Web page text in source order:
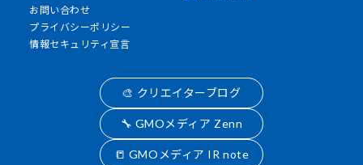
お問い合わせ
プライバシーポリシー
情報セキュリティ宣言
🎨 クリエイターブログ
🔧 GMOメディア Zenn
📒 GMOメディア IR note